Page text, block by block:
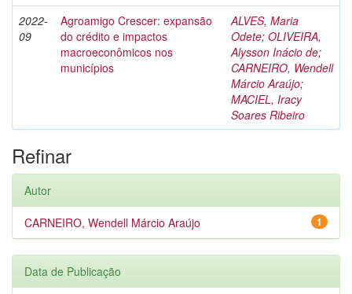
2022-
09
Agroamigo Crescer: expansão
do crédito e impactos
macroeconômicos nos
municípios
ALVES, Maria
Odete; OLIVEIRA,
Alysson Inácio de;
CARNEIRO, Wendell
Márcio Araújo;
MACIEL, Iracy
Soares Ribeiro
Refinar
Autor
1
CARNEIRO, Wendell Márcio Araújo
Data de Publicação